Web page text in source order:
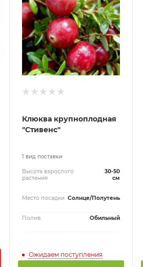
Клюква крупноплодная
"Стивенс"
1 вид поставки
Высота взрослого
растения
30-50
см
Место посадки Солнце/Полутень
Полив Обильный
Ожидаем поступления